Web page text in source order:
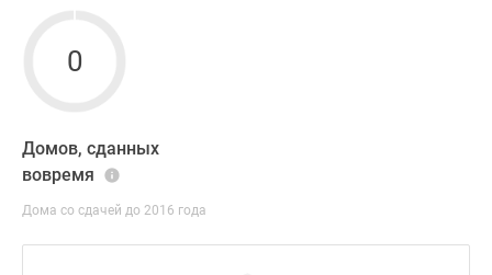
0
Домов, сданных
вовремя
Дома со сдачей до 2016 года